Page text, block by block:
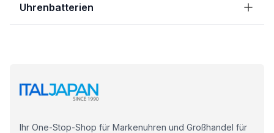
Uhrenbatterien
Ihr One-Stop-Shop für Markenuhren und Großhandel für